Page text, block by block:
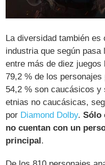
La diversidad también es
industria que según
entre más de diez juegos
79,2 % de los
54,2 % son caucásicos
etnias no caucásicas,
por Diamond Dolby.Sólo
no cuentan con un
principal.